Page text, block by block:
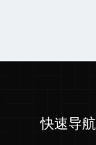
快速导航